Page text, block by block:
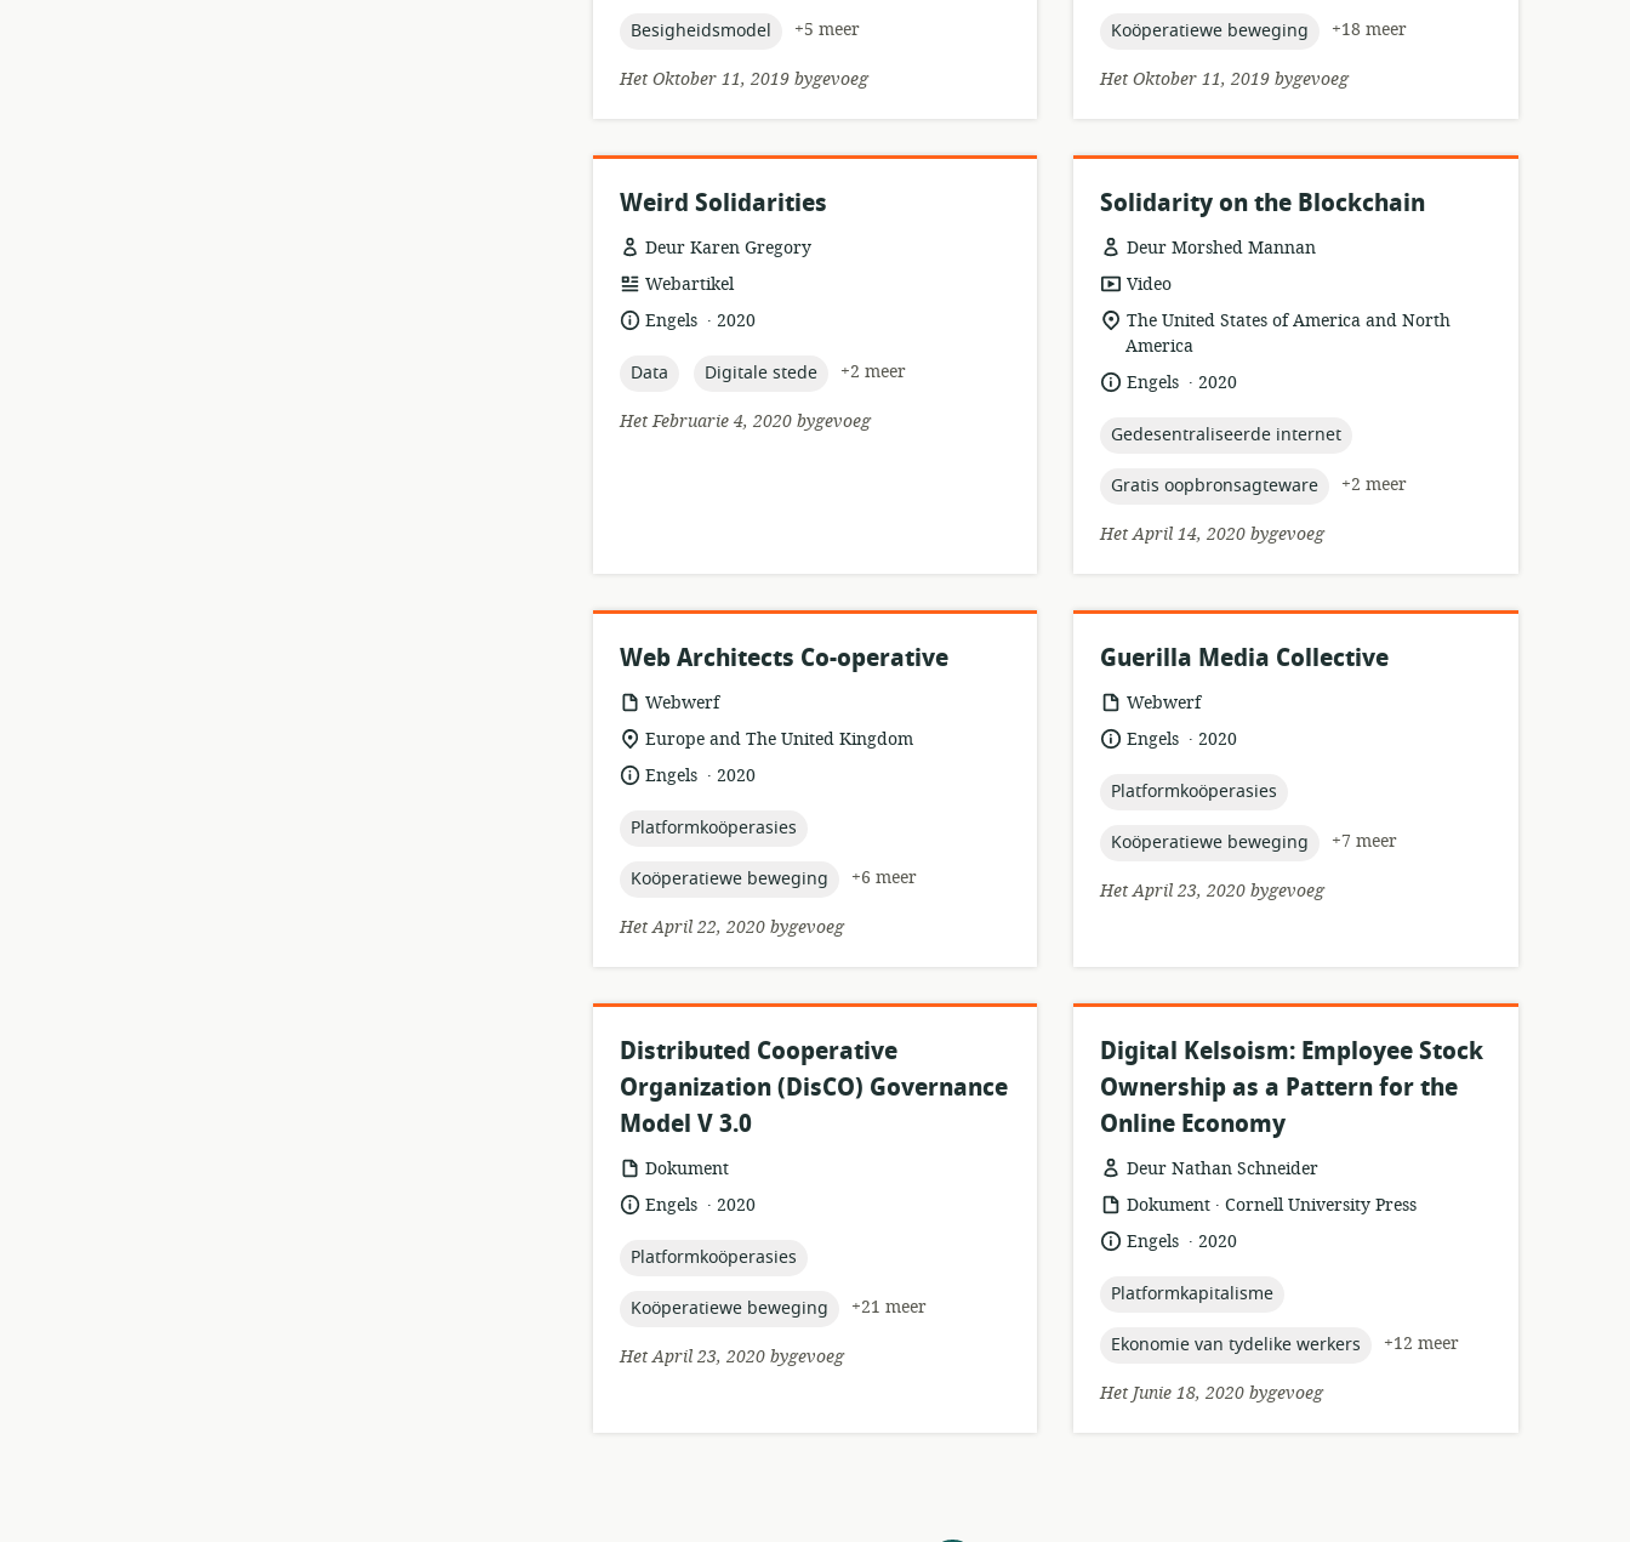
topic:
Besigheidsmodel
+5 meer
Het Oktober 11, 2019 bygevoeg
topic:
Koöperatiewe beweging
+18 meer
Het Oktober 11, 2019 bygevoeg
Weird Solidarities
Deur Karen Gregory
hulpbronformaat:
Webartikel
taal:Engels .
datum
2020
topic:
Data topic:
Digitale stede
+2 meer
Het Februarie 4, 2020 bygevoeg
Solidarity on the Blockchain
Deur Morshed Mannan
hulpbronformaat:
Video
ligging
van
relevansie:
The United States of America and North
America
taal:Engels .
datum
2020
topic:
Gedesentraliseerde internet
topic:
Gratis oopbronsagteware
+2 meer
Het April 14, 2020 bygevoeg
Web Architects Co-operative
hulpbronformaat:
Webwerf
ligging
van
relevansie:
Europe and The United Kingdom
taal:Engels .
datum
2020
topic:
Platformkoöperasies
topic:
Koöperatiewe beweging
+6 meer
Het April 22, 2020 bygevoeg
Guerilla Media Collective
hulpbronformaat:
Webwerf
taal:Engels .
datum
2020
topic:
Platformkoöperasies
topic:
Koöperatiewe beweging
+7 meer
Het April 23, 2020 bygevoeg
Distributed Cooperative
Organization (DisCO) Governance
Model V 3.0
hulpbronformaat:
Dokument
taal:Engels .
datum
2020
topic:
Platformkoöperasies
topic:
Koöperatiewe beweging
+21 meer
Het April 23, 2020 bygevoeg
Digital Kelsoism: Employee Stock
Ownership as a Pattern for the
Online Economy
Deur Nathan Schneider
hulpbronformaat:
Dokument .
uitgewer:
Cornell University Press
taal:Engels .
datum
2020
topic:
Platformkapitalisme
topic:
Ekonomie van tydelike werkers
+12 meer
Het Junie 18, 2020 bygevoeg